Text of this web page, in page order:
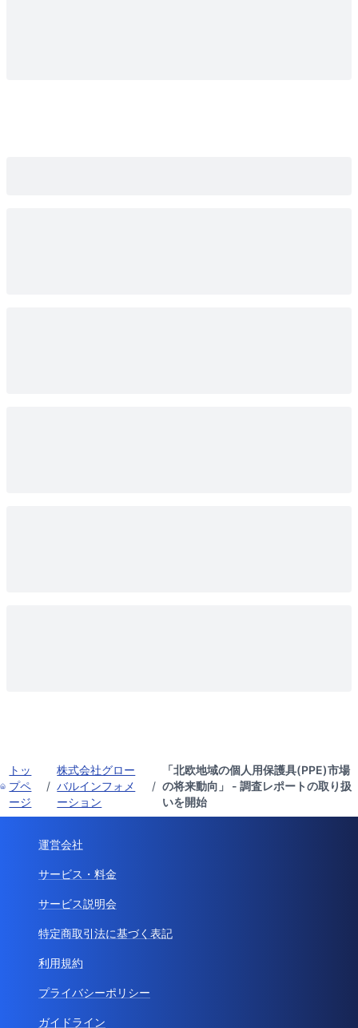
トッ
プペ
ージ
/
株式会社グロー
バルインフォメ
ーション
/
「北欧地域の個人用保護具(PPE)市場
の将来動向」 - 調査レポートの取り扱
いを開始
運営会社
サービス・料金
サービス説明会
特定商取引法に基づく表記
利用規約
プライバシーポリシー
ガイドライン